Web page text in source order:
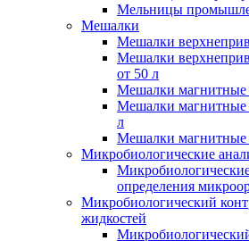
Мельницы
Мешалки
Мешалки
Мешалки
от 50 л
Мешалки магнитные
Мешалки
л
Мешалки магнитные
Микробиологические
определения
Микробиологический
жидкостей